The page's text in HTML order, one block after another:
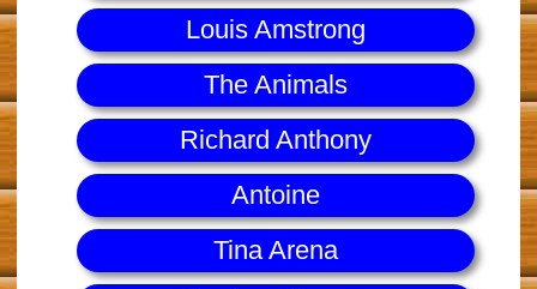
Louis Amstrong
The Animals
Richard Anthony
Antoine
Tina Arena